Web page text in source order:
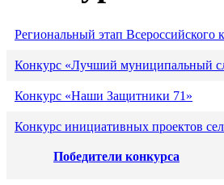
Региональный этап
Конкурс «Лучший муниципальный
Конкурс «Наши Защитники 71»
Конкурс инициативных проектов
Победители конкурса